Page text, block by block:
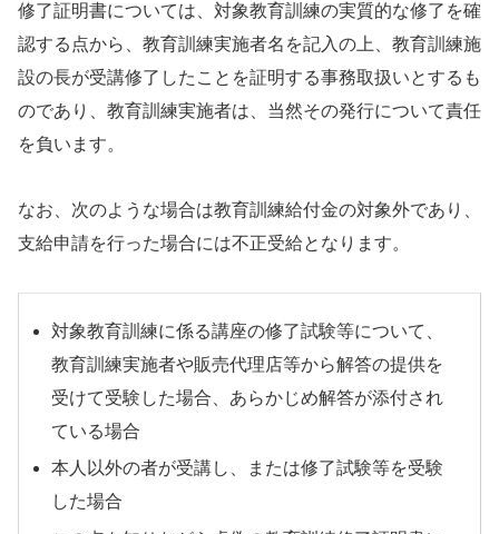
修了証明書については、対象教育訓練の実質的な修了を確
認する点から、教育訓練実施者名を記入の上、教育訓練施
設の長が受講修了したことを証明する事務取扱いとするも
のであり、教育訓練実施者は、当然その発行について責任
を負います。
なお、次のような場合は教育訓練給付金の対象外であり、
支給申請を行った場合には不正受給となります。
対象教育訓練に係る講座の修了試験等について、
教育訓練実施者や販売代理店等から解答の提供を
受けて受験した場合、あらかじめ解答が添付され
ている場合
本人以外の者が受講し、または修了試験等を受験
した場合